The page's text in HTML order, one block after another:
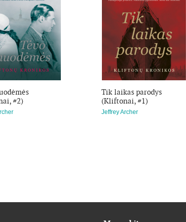
kronikų“ knyga. Kaip ir ankstesni penki romanai, ji tapo
neįtikėtiną Jeffrey Archerio pasakotojo talentą ir
#2)
Tik laikas parodys
(Kliftonai, #1)
Jeffrey Archer